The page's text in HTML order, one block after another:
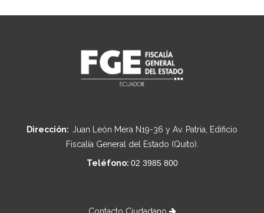
Dirección: Juan León Mera N19-36 y Av. Patria, Edificio
Fiscalía General del Estado (Quito).
Teléfono: 02 3985 800
Contacto Ciudadano